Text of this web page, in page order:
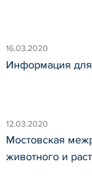
16.03.2020
Информация для
12.03.2020
Мостовская
животного и